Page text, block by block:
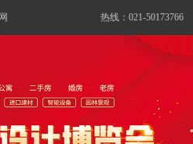
热线：021-50173766